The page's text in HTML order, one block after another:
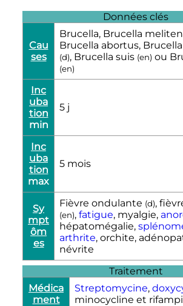
Données clés
Cau
ses
Brucella, Brucella
Brucella abortus,
(d), Brucella suis (en) ou
(en)
Inc
uba
tion
min
5 j
Inc
uba
tion
max
5 mois
Sy
mpt
ôm
es
Fièvre ondulante (d),
(en), fatigue, myalgie,
hépatomégalie,
arthrite, orchite,
névrite
Traitement
Médica
ment
Streptomycine,
minocycline et